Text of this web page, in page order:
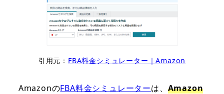
引用元： FBA料金シミュレーター｜Amazon
AmazonのFBA料金シミュレーターは、 Amazon